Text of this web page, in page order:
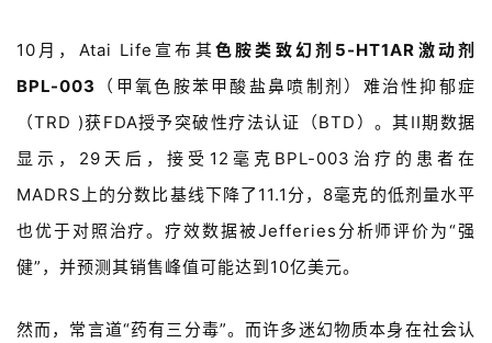
10 月， Atai Life 宣布其色胺类致幻剂 5-HT1AR 激动剂
BPL-003
（甲氧色胺苯甲酸盐鼻喷制剂）难治性抑郁症
（TRD )获FDA授予突破性疗法认证（BTD ）。其II期数据
显示， 29 天后，接受 12 毫克 BPL-003 治疗 的患者在
MADRS上的分数比基线下降了 11.1分， 8毫克的低剂量水平
也优于对照治疗。疗效数据被Jefferies分析师评价为“强
健” ，并预测其销售峰值可能达到10亿美元。
然而，常言道“药有三分毒”。而许多迷幻物质本身在社会认